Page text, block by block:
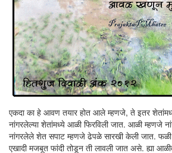
एकदा का हे आवण तयार होत आले म्हणजे, ते इतर
नांगरलेल्या शेतांमध्ये आळी फिरविली जात. आळी म्हणजे
नांगरलेले शेत सपाट म्हणजे ढेपळे सारखी केली जात. फळी
एखादी मजबूत फांदी तोडून ती लावली जात असे. ह्या